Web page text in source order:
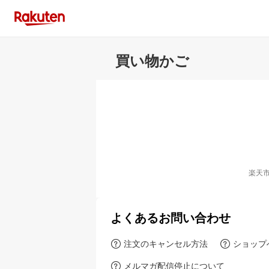
買い物かご
楽天
よくあるお問い合わせ
注文のキャンセル方法 ショッ
メルマガ配信停止について